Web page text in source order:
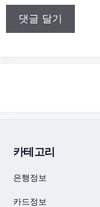
카테고리
은행정보
카드정보